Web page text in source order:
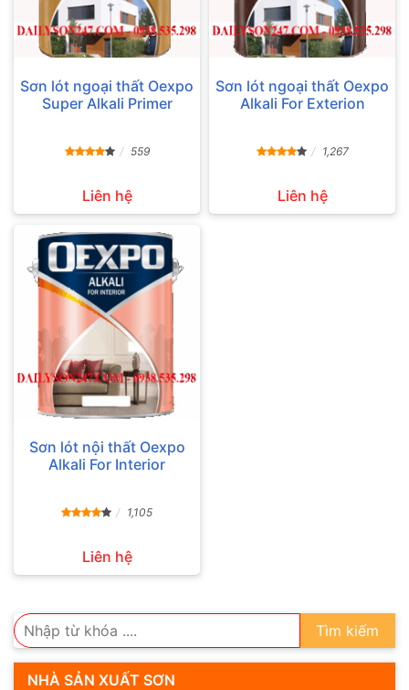
Sơn lót ngoại thất Oexpo
Super Alkali Primer
559
Liên hệ
Sơn lót ngoại thất Oexpo
Alkali For Exterion
1,267
Liên hệ
Sơn lót nội thất Oexpo
Alkali For Interior
1,105
Liên hệ
Tìm kiếm
NHÀ SẢN XUẤT SƠN